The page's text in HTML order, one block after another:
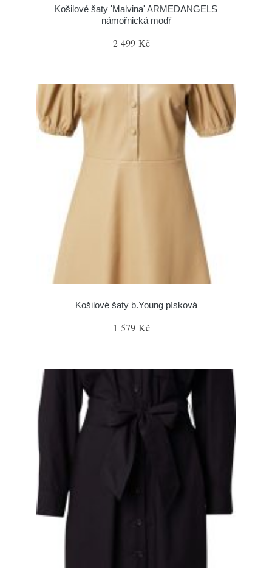
Košilové šaty 'Malvina' ARMEDANGELS
námořnická modř
2 499 Kč
Košilové šaty b.Young písková
1 579 Kč